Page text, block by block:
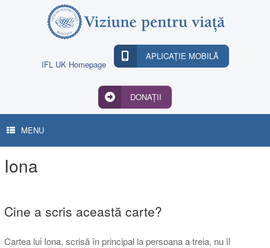
IFL UK Homepage
APLICAȚIE MOBILĂ
DONAȚII
MENU
Iona
Cine a scris această carte?
Cartea lui Iona, scrisă în principal la persoana a treia, nu îl